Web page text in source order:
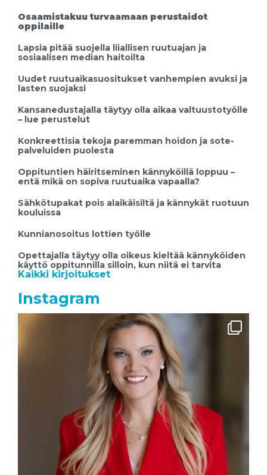
Osaamistakuu turvaamaan perustaidot
oppilaille
Lapsia pitää suojella liiallisen ruutuajan ja
sosiaalisen median haitoilta
Uudet ruutuaikasuositukset vanhempien avuksi ja
lasten suojaksi
Kansanedustajalla täytyy olla aikaa valtuustotyölle
– lue perustelut
Konkreettisia tekoja paremman hoidon ja sote-
palveluiden puolesta
Oppituntien häiritseminen kännyköillä loppuu –
entä mikä on sopiva ruutuaika vapaalla?
Sähkötupakat pois alaikäisiltä ja kännykät ruotuun
kouluissa
Kunnianosoitus lottien työlle
Opettajalla täytyy olla oikeus kieltää kännyköiden
käyttö oppitunnilla silloin, kun niitä ei tarvita
Kaikki kirjoitukset
Instagram